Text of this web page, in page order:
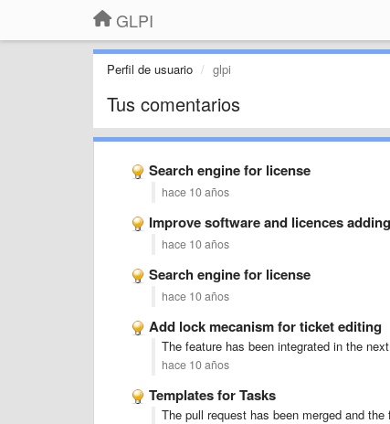
GLPI
Perfil de usuario glpi
Tus comentarios
Search engine for license
hace 10 años
Improve software and licences
hace 10 años
Search engine for license
hace 10 años
Add lock mecanism for ticket editing
The feature has been integrated in the
hace 10 años
Templates for Tasks
The pull request has been merged and